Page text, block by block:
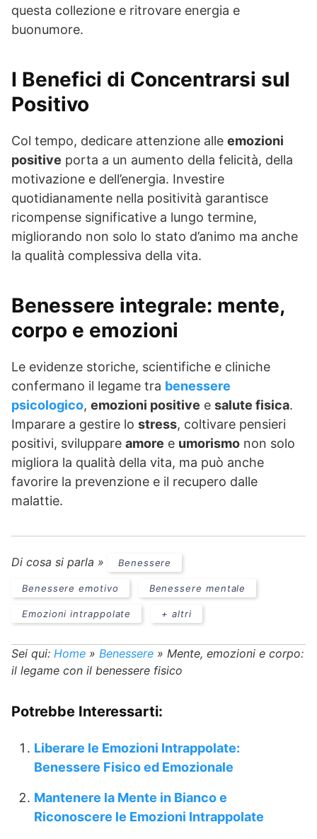
questa collezione e ritrovare energia e
buonumore.
I Benefici di Concentrarsi sul
Positivo
Col tempo, dedicare attenzione alle emozioni
positive porta a un aumento della felicità, della
motivazione e dell’energia. Investire
quotidianamente nella positività garantisce
ricompense significative a lungo termine,
migliorando non solo lo stato d’animo ma anche
la qualità complessiva della vita.
Benessere integrale: mente,
corpo e emozioni
Le evidenze storiche, scientifiche e cliniche
confermano il legame tra benessere
psicologico, emozioni positive e salute fisica.
Imparare a gestire lo stress, coltivare pensieri
positivi, sviluppare amore e umorismo non solo
migliora la qualità della vita, ma può anche
favorire la prevenzione e il recupero dalle
malattie.
Di cosa si parla » Benessere
Benessere emotivo Benessere mentale
Emozioni intrappolate + altri
Sei qui: Home » Benessere » Mente, emozioni e corpo:
il legame con il benessere fisico
Potrebbe Interessarti:
Liberare le Emozioni Intrappolate:
Benessere Fisico ed Emozionale
Mantenere la Mente in Bianco e
Riconoscere le Emozioni Intrappolate